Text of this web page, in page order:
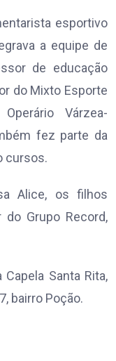
esportivo
a equipe de
de educação
do Mixto Esporte
Várzea-
fez parte da
cursos.
Alice, os filhos
Grupo Record,
Santa Rita,
bairro Poção.